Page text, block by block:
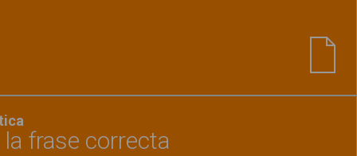
la frase correcta